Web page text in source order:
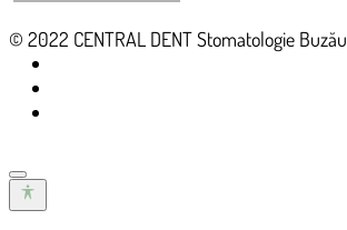
© 2022 CENTRAL DENT Stomatologie Buzău